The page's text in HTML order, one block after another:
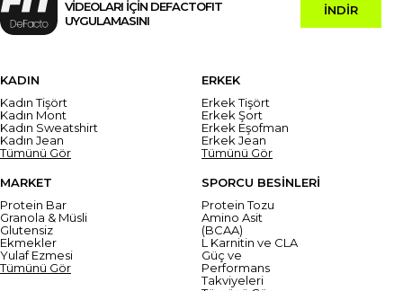
VİDEOLARI İÇİN DEFACTOFIT
UYGULAMASINI
İNDİR
KADIN
Kadın Tişört
Kadın Mont
Kadın Sweatshirt
Kadın Jean
Tümünü Gör
ERKEK
Erkek Tişört
Erkek Şort
Erkek Eşofman
Erkek Jean
Tümünü Gör
MARKET
Protein Bar
Granola & Müsli
Glutensiz
Ekmekler
Yulaf Ezmesi
Tümünü Gör
SPORCU BESİNLERİ
Protein Tozu
Amino Asit
(BCAA)
L Karnitin ve CLA
Güç ve
Performans
Takviyeleri